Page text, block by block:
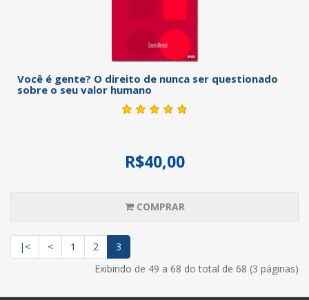
Você é gente? O direito de nunca ser questionado
sobre o seu valor humano
R$40,00
COMPRAR
|< < 1 2
3
Exibindo de 49 a 68 do total de 68 (3 páginas)